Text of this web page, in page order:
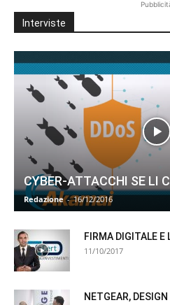
Interviste
CYBER-ATTACCHI SE LI
Redazione - 16/12/2016
FIRMA DIGITALE E
11/10/2017
NETGEAR, DESIGN